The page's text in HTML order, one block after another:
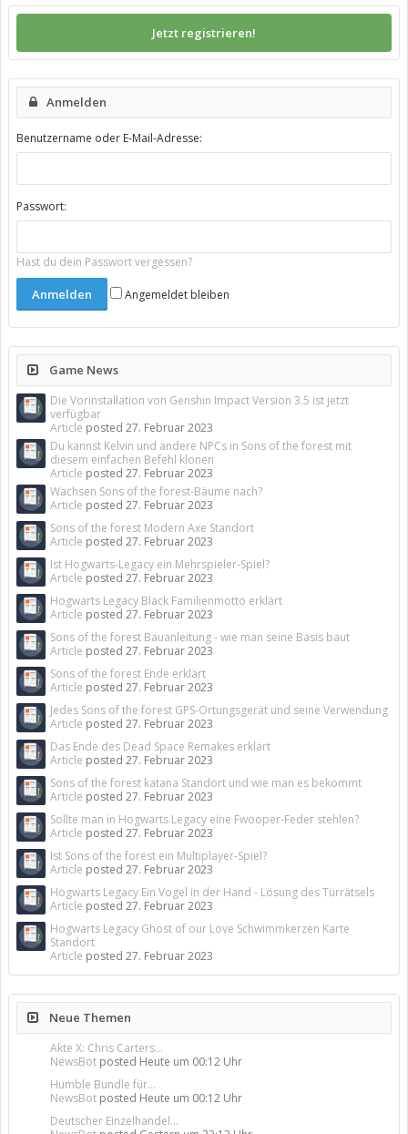
Jetzt registrieren!
Anmelden
Benutzername oder E-Mail-Adresse:
Passwort:
Hast du dein Passwort vergessen?
Angemeldet bleiben
Game News
Die Vorinstallation von Genshin Impact Version 3.5 ist jetzt
verfügbar
Article posted 27. Februar 2023
Du kannst Kelvin und andere NPCs in Sons of the forest mit
diesem einfachen Befehl klonen
Article posted 27. Februar 2023
Wachsen Sons of the forest-Bäume nach?
Article posted 27. Februar 2023
Sons of the forest Modern Axe Standort
Article posted 27. Februar 2023
Ist Hogwarts-Legacy ein Mehrspieler-Spiel?
Article posted 27. Februar 2023
Hogwarts Legacy Black Familienmotto erklärt
Article posted 27. Februar 2023
Sons of the forest Bauanleitung - wie man seine Basis baut
Article posted 27. Februar 2023
Sons of the forest Ende erklärt
Article posted 27. Februar 2023
Jedes Sons of the forest GPS-Ortungsgerät und seine Verwendung
Article posted 27. Februar 2023
Das Ende des Dead Space Remakes erklärt
Article posted 27. Februar 2023
Sons of the forest katana Standort und wie man es bekommt
Article posted 27. Februar 2023
Sollte man in Hogwarts Legacy eine Fwooper-Feder stehlen?
Article posted 27. Februar 2023
Ist Sons of the forest ein Multiplayer-Spiel?
Article posted 27. Februar 2023
Hogwarts Legacy Ein Vogel in der Hand - Lösung des Türrätsels
Article posted 27. Februar 2023
Hogwarts Legacy Ghost of our Love Schwimmkerzen Karte
Standort
Article posted 27. Februar 2023
Neue Themen
Akte X: Chris Carters...
NewsBot posted Heute um 00:12 Uhr
Humble Bundle für...
NewsBot posted Heute um 00:12 Uhr
Deutscher Einzelhandel...